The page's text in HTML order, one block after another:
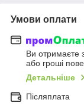
Умови оплати
Ви отримаєте
або гроші
Детальніше
Післяплата